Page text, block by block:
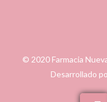
© 2020 Farmacia
Desarrollado